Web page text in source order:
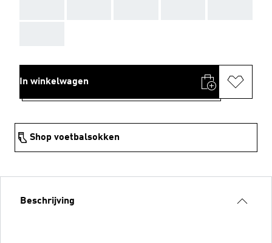
In winkelwagen
Shop voetbalsokken
Beschrijving